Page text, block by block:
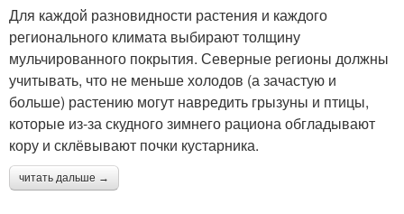
Для каждой разновидности растения и каждого
регионального климата выбирают толщину
мульчированного покрытия. Северные регионы должны
учитывать, что не меньше холодов (а зачастую и
больше) растению могут навредить грызуны и птицы,
которые из-за скудного зимнего рациона обгладывают
кору и склёвывают почки кустарника.
читать дальше →